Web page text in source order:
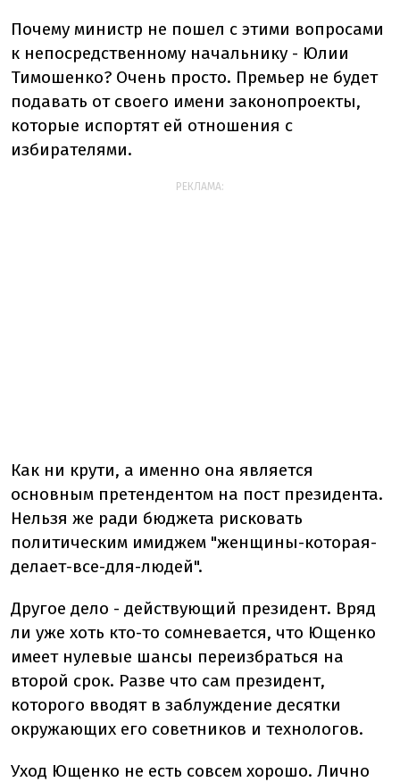
Почему министр не пошел с этими вопросами
к непосредственному начальнику - Юлии
Тимошенко? Очень просто. Премьер не будет
подавать от своего имени законопроекты,
которые испортят ей отношения с
избирателями.
РЕКЛАМА:
Как ни крути, а именно она является
основным претендентом на пост президента.
Нельзя же ради бюджета рисковать
политическим имиджем "женщины-которая-
делает-все-для-людей".
Другое дело - действующий президент. Вряд
ли уже хоть кто-то сомневается, что Ющенко
имеет нулевые шансы переизбраться на
второй срок. Разве что сам президент,
которого вводят в заблуждение десятки
окружающих его советников и технологов.
Уход Ющенко не есть совсем хорошо. Лично